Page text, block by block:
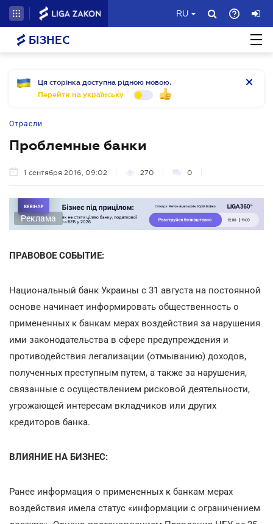
RU
БІЗНЕС
Ця сторінка доступна рідною мовою.
Перейти на українську
Отрасли
Проблемные банки
1 сентября 2016, 09:02 270 0
Реклама
ПРАВОВОЕ СОБЫТИЕ:
Национальный банк Украины с 31 августа на постоянной
основе начинает информировать общественность о
примененных к банкам мерах воздействия за нарушения
ими законодательства в сфере предупреждения и
противодействия легализации (отмыванию) доходов,
полученных преступным путем, а также за нарушения,
связанные с осуществлением рисковой деятельности,
угрожающей интересам вкладчиков или других
кредиторов банка.
ВЛИЯНИЕ НА БИЗНЕС:
Ранее информация о примененных к банкам мерах
воздействия имела статус «информации с ограничением